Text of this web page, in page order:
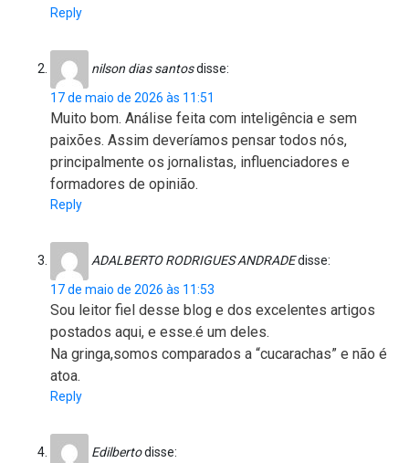
Reply
nilson dias santosdisse:
17 de maio de 2026 às 11:51
Muito bom. Análise feita com inteligência e sem
paixões. Assim deveríamos pensar todos nós,
principalmente os jornalistas, influenciadores e
formadores de opinião.
Reply
ADALBERTO RODRIGUES ANDRADEdisse:
17 de maio de 2026 às 11:53
Sou leitor fiel desse blog e dos excelentes artigos
postados aqui, e esse.é um deles.
Na gringa,somos comparados a “cucarachas” e não é
atoa.
Reply
Edilbertodisse: